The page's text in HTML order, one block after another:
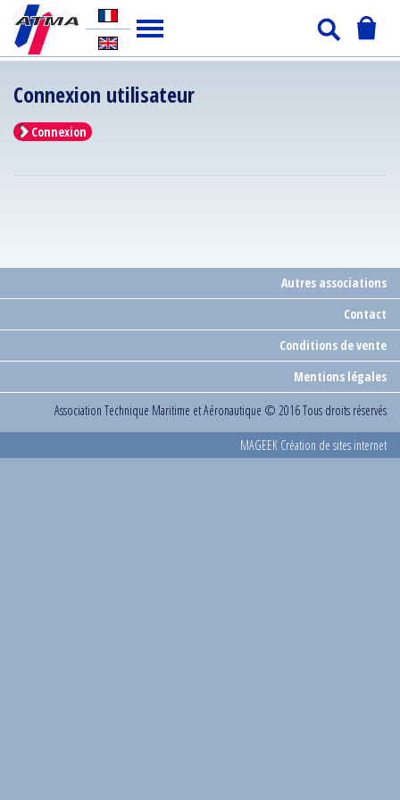
Connexion utilisateur
Connexion
Autres associations
Contact
Conditions de vente
Mentions légales
Association Technique Maritime et Aéronautique © 2016 Tous droits réservés
MAGEEK Création de sites internet